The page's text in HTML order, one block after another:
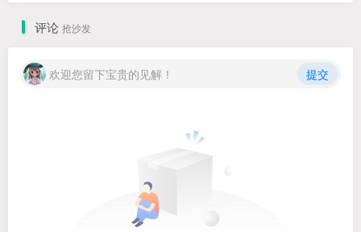
评论 抢沙发
欢迎您留下宝贵的见解！ 提交